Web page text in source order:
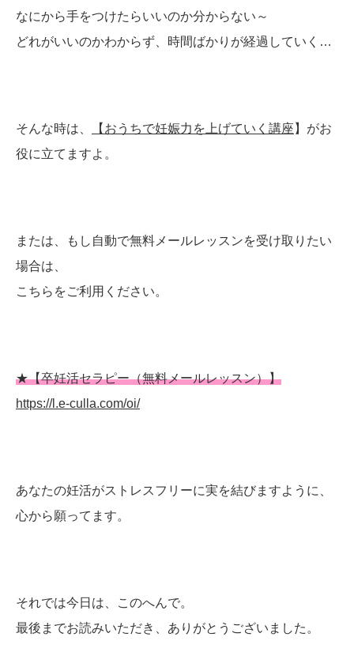
なにから手をつけたらいいのか分からない～
どれがいいのかわからず、時間ばかりが経過していく…
そんな時は、 【おうちで妊娠力を上げていく講座 】がお
役に立てますよ。
または、もし自動で無料メールレッスンを受け取りたい
場合は、
こちらをご利用ください。
★【卒妊活セラピー（無料メールレッスン）】
https://l.e-culla.com/oi/
あなたの妊活がストレスフリーに実を結びますように、
心から願ってます。
それでは今日は、このへんで。
最後までお読みいただき、ありがとうございました。